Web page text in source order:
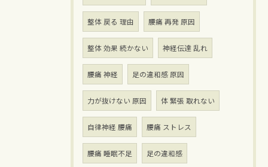
整体 戻る 理由 腰痛 再発 原因
整体 効果 続かない 神経伝達 乱れ
腰痛 神経 足の違和感 原因
力が抜けない 原因 体 緊張 取れない
自律神経 腰痛 腰痛 ストレス
腰痛 睡眠不足 足の違和感